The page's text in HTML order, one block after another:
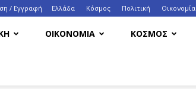
/ Εγγραφή Ελλάδα Κόσμος Πολιτική Οικονομία
ΟΙΚΟΝΟΜΙΑ ΚΟΣΜΟΣ